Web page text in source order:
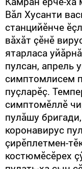
Вăл Хусанти
станцийӗнче
вăхăт çӗнӗ
ятарласа
пулсан, апрель
симптомлисем
пуçларӗç.
симптомӗллӗ
пулăшу
коронавирус
çирӗплетмен-
костюмӗсӗрех